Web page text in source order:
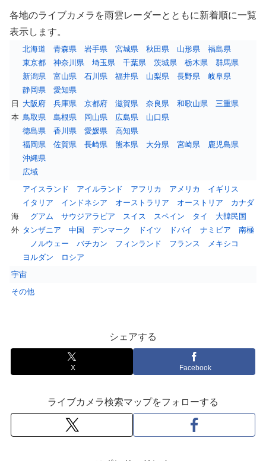
各地のライブカメラを雨雲レーダーとともに新着順に一覧
表示します。
日
本
北海道 青森県 岩手県 宮城県 秋田県 山形県
福島県
東京都
神奈川県 埼玉県 千葉県 茨城県 栃木県
群馬県
新潟県
富山県 石川県 福井県 山梨県 長野県
岐阜県
静岡県
愛知県
大阪府
兵庫県 京都府 滋賀県 奈良県 和歌山県
三重県
鳥取県
島根県 岡山県 広島県
山口県
徳島県
香川県 愛媛県
高知県
福岡県
佐賀県 長崎県 熊本県 大分県 宮崎県
鹿児島県
沖縄県
広域
海
外
アイスランド アイルランド アフリカ アメリカ
イギリス
イタリア
インドネシア オーストラリア オーストリア
カナダ
グアム
サウジアラビア スイス スペイン タイ
大韓民国
タンザニア
中国 デンマーク ドイツ ドバイ ナミビア
南極
ノルウェー
バチカン フィンランド フランス
メキシコ
ヨルダン
ロシア
宇宙
その他
シェアする
X Facebook
ライブカメラ検索マップをフォローする